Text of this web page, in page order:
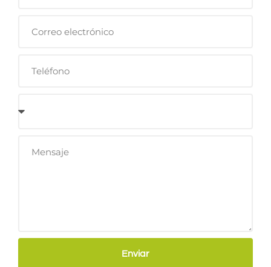
Enviar